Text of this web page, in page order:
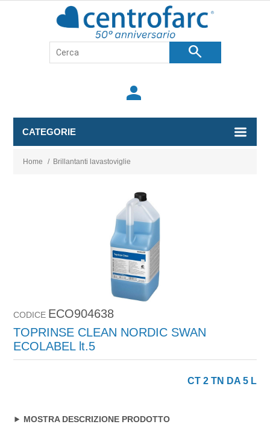
search
person
CATEGORIE
Home / Brillantanti lavastoviglie
CODICE ECO904638
TOPRINSE CLEAN NORDIC SWAN
ECOLABEL lt.5
CT 2 TN DA 5 L
MOSTRA DESCRIZIONE PRODOTTO